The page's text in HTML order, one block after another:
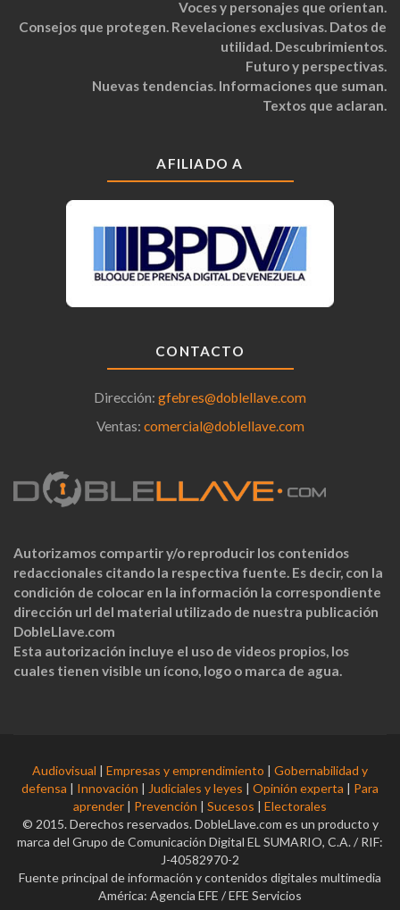
Voces y personajes que orientan.
Consejos que protegen. Revelaciones exclusivas. Datos de
utilidad. Descubrimientos.
Futuro y perspectivas.
Nuevas tendencias. Informaciones que suman.
Textos que aclaran.
AFILIADO A
CONTACTO
Dirección: gfebres@doblellave.com
Ventas: comercial@doblellave.com
Autorizamos compartir y/o reproducir los contenidos
redaccionales citando la respectiva fuente. Es decir, con la
condición de colocar en la información la correspondiente
dirección url del material utilizado de nuestra publicación
DobleLlave.com
Esta autorización incluye el uso de videos propios, los
cuales tienen visible un ícono, logo o marca de agua.
Audiovisual | Empresas y emprendimiento | Gobernabilidad y
defensa | Innovación | Judiciales y leyes | Opinión experta | Para
aprender | Prevención | Sucesos | Electorales
© 2015. Derechos reservados. DobleLlave.com es un producto y
marca del Grupo de Comunicación Digital EL SUMARIO, C.A. / RIF:
J-40582970-2
Fuente principal de información y contenidos digitales multimedia
América: Agencia EFE / EFE Servicios